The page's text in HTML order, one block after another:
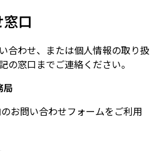
口
合わせ、または個人情報の取り扱
の窓口までご連絡ください。
お問い合わせフォームをご利用